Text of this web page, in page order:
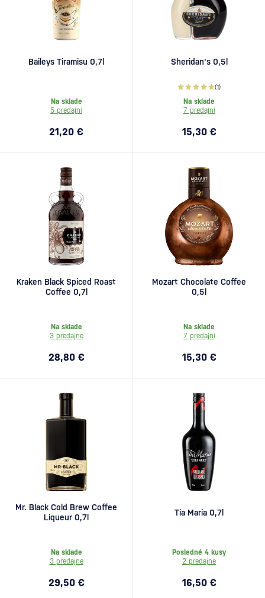
Baileys Tiramisu 0,7l
Na sklade
5 predajní
21,20 €
Sheridan's 0,5l
(1)
Na sklade
7 predajní
15,30 €
Kraken Black Spiced Roast
Coffee 0,7l
Na sklade
3 predajne
28,80 €
Mozart Chocolate Coffee
0,5l
Na sklade
7 predajní
15,30 €
Mr. Black Cold Brew Coffee
Liqueur 0,7l
Na sklade
3 predajne
29,50 €
Tia Maria 0,7l
Posledné 4 kusy
2 predajne
16,50 €